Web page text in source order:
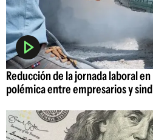
Reducción de la jornada laboral
polémica entre empresarios y